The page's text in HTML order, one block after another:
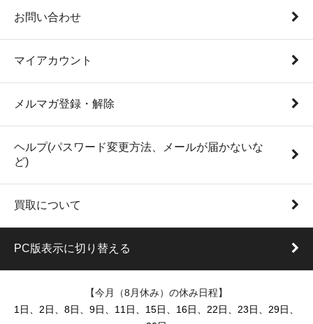
お問い合わせ
マイアカウント
メルマガ登録・解除
ヘルプ(パスワード変更方法、メールが届かないな
ど)
買取について
PC版表示に切り替える
【今月（8月休み）の休み日程】
1日、2日、8日、9日、11日、15日、16日、22日、23日、29日、